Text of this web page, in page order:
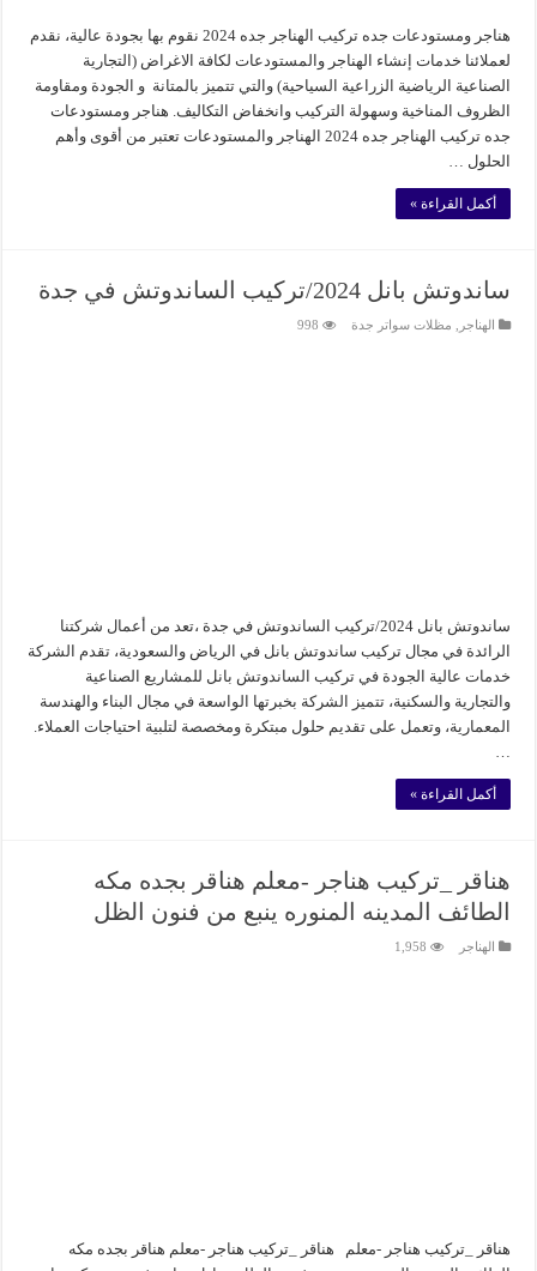
هناجر ومستودعات جده تركيب الهناجر جده 2024 نقوم بها بجودة عالية، نقدم
لعملائنا خدمات إنشاء الهناجر والمستودعات لكافة الاغراض (التجارية
الصناعية الرياضية الزراعية السياحية) والتي تتميز بالمتانة و الجودة ومقاومة
الظروف المناخية وسهولة التركيب وانخفاض التكاليف. هناجر ومستودعات
جده تركيب الهناجر جده 2024 الهناجر والمستودعات تعتبر من أقوى وأهم
الحلول …
أكمل القراءة »
ساندوتش بانل 2024/تركيب الساندوتش في جدة
الهناجر مظلات سواتر جدة 998
ساندوتش بانل 2024/تركيب الساندوتش في جدة ،تعد من أعمال شركتنا
الرائدة في مجال تركيب ساندوتش بانل في الرياض والسعودية، تقدم الشركة
خدمات عالية الجودة في تركيب الساندوتش بانل للمشاريع الصناعية
والتجارية والسكنية، تتميز الشركة بخبرتها الواسعة في مجال البناء والهندسة
المعمارية، وتعمل على تقديم حلول مبتكرة ومخصصة لتلبية احتياجات العملاء.
…
أكمل القراءة »
هناقر _تركيب هناجر -معلم هناقر بجده مكه
الطائف المدينه المنوره ينبع من فنون الظل
الهناجر 1,958
هناقر _تركيب هناجر -معلم هناقر _تركيب هناجر -معلم هناقر بجده مكه